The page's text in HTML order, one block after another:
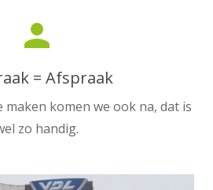
person
= Afspraak
maken komen we ook na, dat is
zo handig.